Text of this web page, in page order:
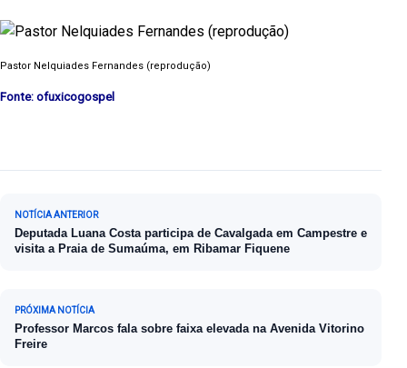
Pastor Nelquiades Fernandes (reprodução)
Fonte: ofuxicogospel
Navegação de Post
NOTÍCIA ANTERIOR
Deputada Luana Costa participa de Cavalgada em Campestre e
visita a Praia de Sumaúma, em Ribamar Fiquene
PRÓXIMA NOTÍCIA
Professor Marcos fala sobre faixa elevada na Avenida Vitorino
Freire